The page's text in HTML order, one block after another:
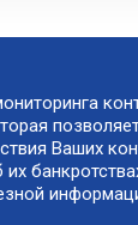
Ваших